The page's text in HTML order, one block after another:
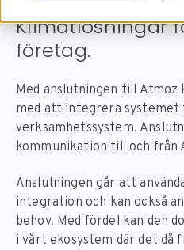
Klimatlösningar
företag.
Med anslutningen till Atmoz
med att integrera systemet
verksamhetssystem.
kommunikation till och från
Anslutningen går att
integration och kan också
behov. Med fördel kan den
i vårt ekosystem där det då